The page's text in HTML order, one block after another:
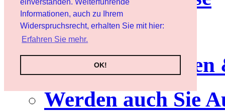
einverstanden. Weiterführende
Informationen, auch zu Ihrem
Widerspruchsrecht, erhalten Sie mit hier:
Erfahren Sie mehr.
OK!
Service
Werden auch Sie